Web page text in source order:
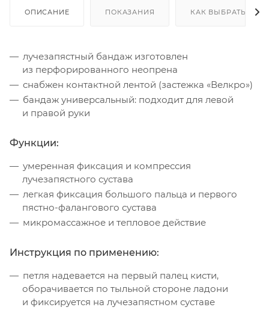
ОПИСАНИЕ ПОКАЗАНИЯ КАК ВЫБРАТЬ
лучезапястный бандаж изготовлен
из перфорированного неопрена
снабжен контактной лентой (застежка «Велкро»)
бандаж универсальный: подходит для левой
и правой руки
Функции:
умеренная фиксация и компрессия
лучезапястного сустава
легкая фиксация большого пальца и первого
пястно-фалангового сустава
микромассажное и тепловое действие
Инструкция по применению:
петля надевается на первый палец кисти,
оборачивается по тыльной стороне ладони
и фиксируется на лучезапястном суставе